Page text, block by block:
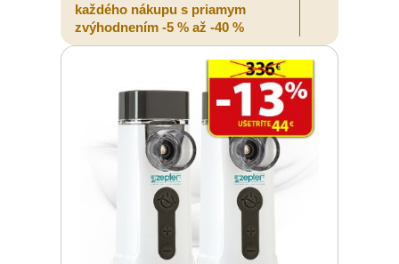
každého nákupu s priamym
zvýhodnením -5 % až -40 %